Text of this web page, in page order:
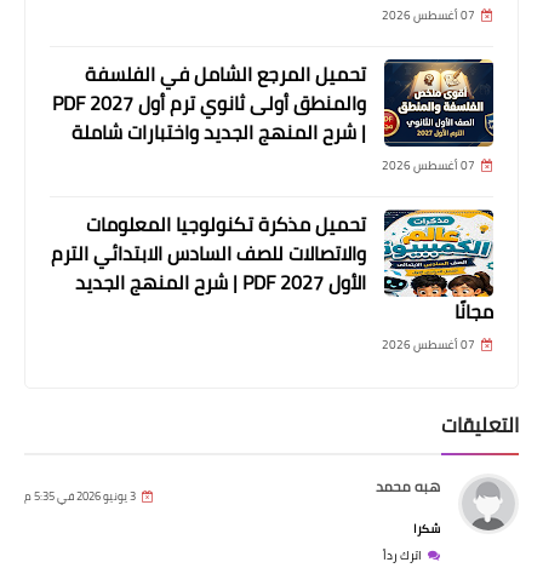
07 أغسطس 2026
تحميل المرجع الشامل في الفلسفة
والمنطق أولى ثانوي ترم أول 2027 PDF
| شرح المنهج الجديد واختبارات شاملة
07 أغسطس 2026
تحميل مذكرة تكنولوجيا المعلومات
والاتصالات للصف السادس الابتدائي الترم
الأول 2027 PDF | شرح المنهج الجديد
مجانًا
07 أغسطس 2026
التعليقات
هبه محمد 3 يونيو 2026 في 5:35 م
شكرا
اترك رداً